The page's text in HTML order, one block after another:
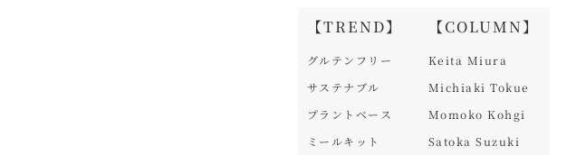
【TREND】
グルテンフリー
サステナブル
プラントベース
ミールキット
【COLUMN】
Keita Miura
Michiaki Tokue
Momoko Kohgi
Satoka Suzuki